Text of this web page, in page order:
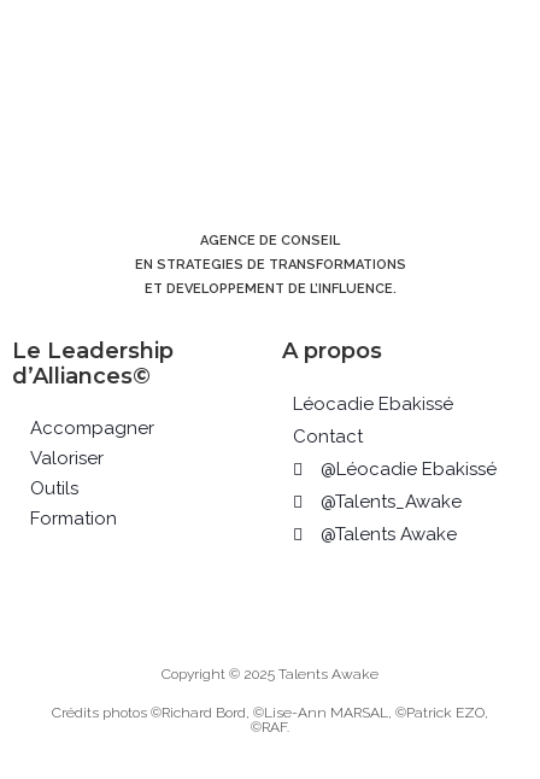
AGENCE DE CONSEIL
EN STRATEGIES DE TRANSFORMATIONS
ET DEVELOPPEMENT DE L’INFLUENCE.
Le Leadership
d’Alliances©
Accompagner
Valoriser
Outils
Formation
A propos
Léocadie Ebakissé
Contact
@Léocadie Ebakissé
@Talents_Awake
@Talents Awake
Copyright © 2025 Talents Awake
Crédits photos ©Richard Bord, ©Lise-Ann MARSAL, ©Patrick EZO,
©RAF.